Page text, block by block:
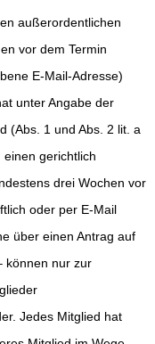
außerordentlichen
vor dem Termin
E-Mail-Adresse)
unter Angabe der
(Abs. 1 und Abs. 2 lit. a
gerichtlich
drei Wochen vor
oder per E-Mail
über einen Antrag auf
können nur zur
Jedes Mitglied hat